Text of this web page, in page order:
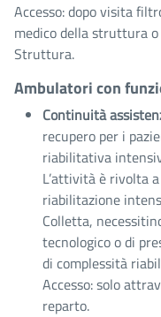
Accesso: dopo visita
medico della struttura
Struttura.
Ambulatori con
Continuità
recupero per i
riabilitativa
L’attività è rivolta
riabilitazione
Colletta,
tecnologico o di
di complessità
Accesso: solo
reparto.